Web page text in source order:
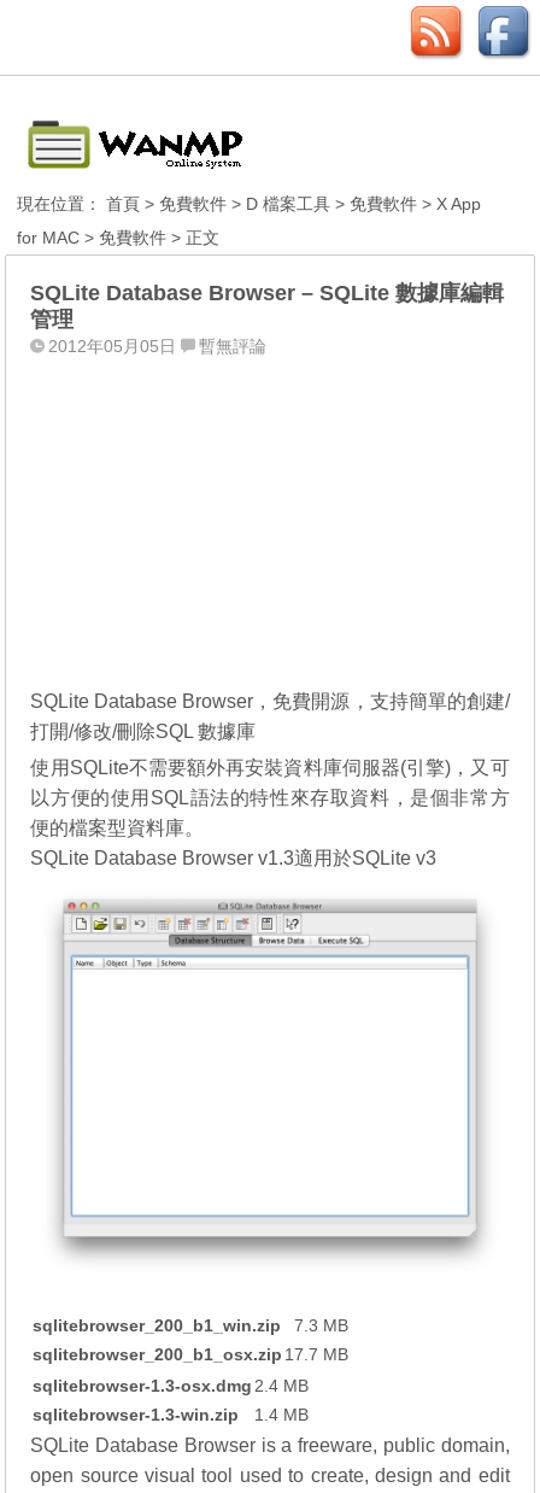
現在位置：首頁 >免費軟件 > D 檔案工具 >免費軟件 > X App
for MAC >免費軟件 > 正文
SQLite Database Browser – SQLite 數據庫編輯
管理
2012年05月05日 暫無評論
SQLite Database Browser，免費開源，支持簡單的創建/
打開/修改/刪除SQL 數據庫
使用SQLite不需要額外再安裝資料庫伺服器(引擎)，又可
以方便的使用SQL語法的特性來存取資料，是個非常方
便的檔案型資料庫。
SQLite Database Browser v1.3適用於SQLite v3
sqlitebrowser_200_b1_win.zip
7.3 MB
sqlitebrowser_200_b1_osx.zip 17.7 MB
sqlitebrowser-1.3-osx.dmg 2.4 MB
sqlitebrowser-1.3-win.zip
1.4 MB
SQLite Database Browser is a freeware, public domain,
open source visual tool used to create, design and edit